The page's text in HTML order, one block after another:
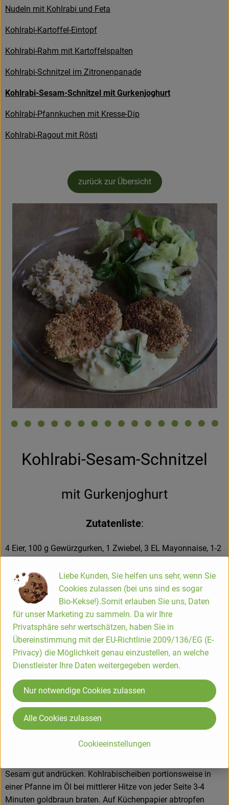
Kühltheke
Backstube
Küchenzauber
Über den Tag
TrinkBar
Über uns
Hofladen
Nudeln mit Kohlrabi und Feta
Kohlrabi-Kartoffel-Eintopf
Kohlrabi-Rahm mit Kartoffelspalten
Kohlrabi-Schnitzel im Zitronenpanade
Kohlrabi-Sesam-Schnitzel mit Gurkenjoghurt
Kohlrabi-Pfannkuchen mit Kresse-Dip
Kohlrabi-Ragout mit Rösti
zurück zur Übersicht
Kohlrabi-Sesam-Schnitzel
mit Gurkenjoghurt
Zutatenliste:
4 Eier, 100 g Gewürzgurken, 1 Zwiebel, 3 EL Mayonnaise, 1-2
Senf (mittelscharf), 2-3 mittelgroße, Kohlrabi, 100 g
Weizenvollkornmehl, 200 g Sesamsaat, 100 ml Rapsöl
½ Bund Schnittlauch
2 Eier 10 Minuten kochen, abschrecken, pellen und fein
hacken. Die Gewürzgurken fein würfeln. Die Zwiebel schälen
und in feine Würfel schneiden. Mayonnaise mit Zitronensaft
und Joghurt verrühren. Mit Salz, Pfeffer und Senf würzen.
Gurken, Zwiebel und Eiwürfel unterheben. Kohlrabi
großzügig schälen und in 12 gleich dicke Scheiben
schneiden.
In kochendem Salzwasser 5-6 Minuten garen.
Kohlrabischeiben herausnehmen, abschrecken und auf
Pfeffer verquirlen. Kohlrabischeiben zuerst in Mehl, dann in
Sesam gut andrücken. Kohlrabischeiben portionsweise in
einer Pfanne im Öl bei mittlerer Hitze von jeder Seite 3-4
Minuten goldbraun braten. Auf Küchenpapier abtropfen
Liebe Kunden, Sie helfen uns sehr, wenn Sie
Cookies zulassen (bei uns sind es sogar
Bio-Kekse!).Somit erlauben Sie uns, Daten
für unser Marketing zu sammeln. Da wir Ihre
Privatsphäre sehr wertschätzen, haben Sie in
Übereinstimmung mit der EU-Richtlinie 2009/136/EG (E-
Privacy) die Möglichkeit genau einzustellen, an welche
Dienstleister Ihre Daten weitergegeben werden.
Cookieeinstellungen
Nur notwendige Cookies zulassen
Alle Cookies zulassen